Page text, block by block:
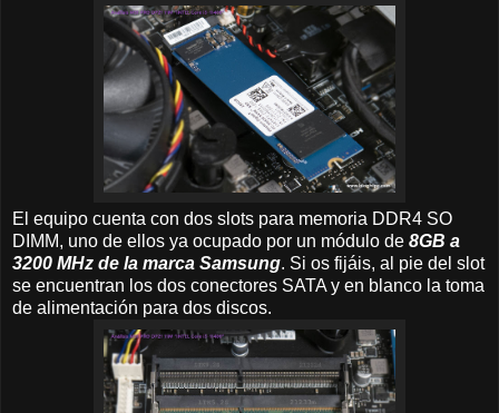
El equipo cuenta con dos slots para memoria DDR4 SO
DIMM, uno de ellos ya ocupado por un módulo de 8GB a
3200 MHz de la marca Samsung. Si os fijáis, al pie del slot
se encuentran los dos conectores SATA y en blanco la toma
de alimentación para dos discos.